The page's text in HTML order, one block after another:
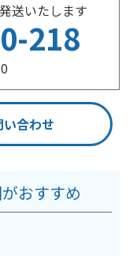
送いたします
218
合わせ
おすすめ